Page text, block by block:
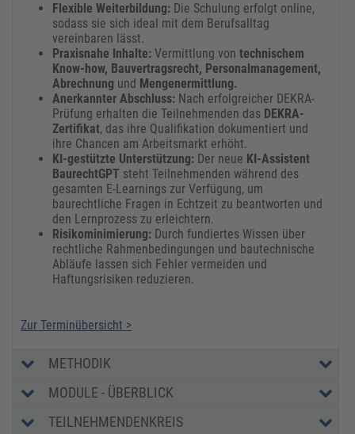
Flexible Weiterbildung: Die Schulung erfolgt online,
sodass sie sich ideal mit dem Berufsalltag
vereinbaren lässt.
Praxisnahe Inhalte: Vermittlung von technischem
Know-how, Bauvertragsrecht, Personalmanagement,
Abrechnung und Mengenermittlung.
Anerkannter Abschluss: Nach erfolgreicher DEKRA-
Prüfung erhalten die Teilnehmenden das DEKRA-
Zertifikat, das ihre Qualifikation dokumentiert und
ihre Chancen am Arbeitsmarkt erhöht.
KI-gestützte Unterstützung: Der neue KI-Assistent
BaurechtGPT steht Teilnehmenden während des
gesamten E-Learnings zur Verfügung, um
baurechtliche Fragen in Echtzeit zu beantworten und
den Lernprozess zu erleichtern.
Risikominimierung: Durch fundiertes Wissen über
rechtliche Rahmenbedingungen und bautechnische
Abläufe lassen sich Fehler vermeiden und
Haftungsrisiken reduzieren.
Zur Terminübersicht >
METHODIK
MODULE - ÜBERBLICK
TEILNEHMENDENKREIS